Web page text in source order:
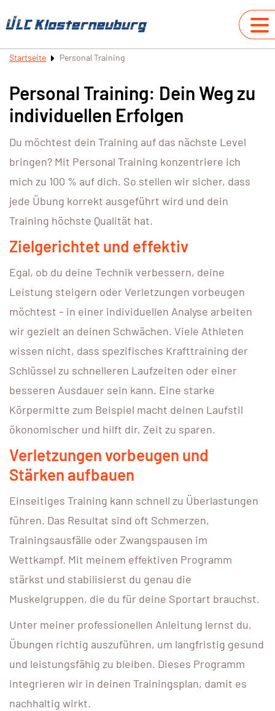
Startseite Personal Training
Personal Training: Dein Weg zu
individuellen Erfolgen
Du möchtest dein Training auf das nächste Level
bringen? Mit Personal Training konzentriere ich
mich zu 100 % auf dich. So stellen wir sicher, dass
jede Übung korrekt ausgeführt wird und dein
Training höchste Qualität hat.
Zielgerichtet und effektiv
Egal, ob du deine Technik verbessern, deine
Leistung steigern oder Verletzungen vorbeugen
möchtest – in einer individuellen Analyse arbeiten
wir gezielt an deinen Schwächen. Viele Athleten
wissen nicht, dass spezifisches Krafttraining der
Schlüssel zu schnelleren Laufzeiten oder einer
besseren Ausdauer sein kann. Eine starke
Körpermitte zum Beispiel macht deinen Laufstil
ökonomischer und hilft dir, Zeit zu sparen.
Verletzungen vorbeugen und
Stärken aufbauen
Einseitiges Training kann schnell zu Überlastungen
führen. Das Resultat sind oft Schmerzen,
Trainingsausfälle oder Zwangspausen im
Wettkampf. Mit meinem effektiven Programm
stärkst und stabilisierst du genau die
Muskelgruppen, die du für deine Sportart brauchst.
Unter meiner professionellen Anleitung lernst du,
Übungen richtig auszuführen, um langfristig gesund
und leistungsfähig zu bleiben. Dieses Programm
integrieren wir in deinen Trainingsplan, damit es
nachhaltig wirkt.